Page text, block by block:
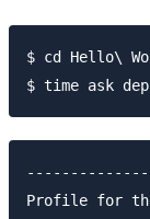
$ cd Hello\
Profile for